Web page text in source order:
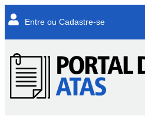
Entre ou Cadastre-se